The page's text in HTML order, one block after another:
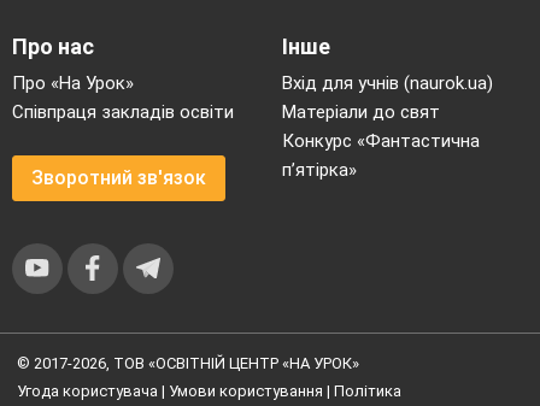
Про нас
Про «На Урок»
Співпраця закладів освіти
Зворотний зв'язок
Інше
Вхід для учнів (naurok.ua)
Матеріали до свят
Конкурс «Фантастична
п’ятірка»
© 2017-2026, ТОВ «ОСВІТНІЙ ЦЕНТР «НА УРОК»
Угода користувача | Умови користування | Політика